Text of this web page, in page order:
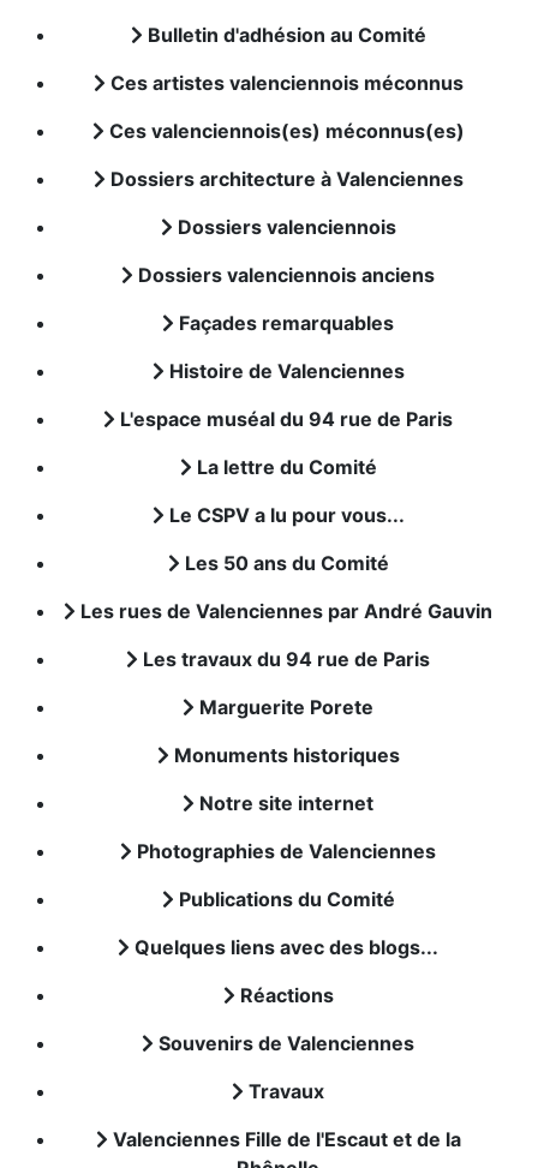
Bulletin d'adhésion au Comité
Ces artistes valenciennois méconnus
Ces valenciennois(es) méconnus(es)
Dossiers architecture à Valenciennes
Dossiers valenciennois
Dossiers valenciennois anciens
Façades remarquables
Histoire de Valenciennes
L'espace muséal du 94 rue de Paris
La lettre du Comité
Le CSPV a lu pour vous...
Les 50 ans du Comité
Les rues de Valenciennes par André Gauvin
Les travaux du 94 rue de Paris
Marguerite Porete
Monuments historiques
Notre site internet
Photographies de Valenciennes
Publications du Comité
Quelques liens avec des blogs...
Réactions
Souvenirs de Valenciennes
Travaux
Valenciennes Fille de l'Escaut et de la